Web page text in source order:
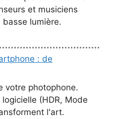
et musiciens
lumière.
: de
votre photophone.
(HDR, Mode
l'art.